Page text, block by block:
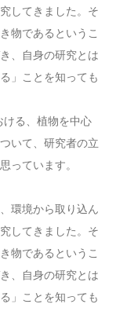
してきました。そ
物であるというこ
、自身の研究とは
」ことを知っても
ける、植物を中心
いて、研究者の立
っています。
環境から取り込ん
してきました。そ
物であるというこ
、自身の研究とは
」ことを知っても